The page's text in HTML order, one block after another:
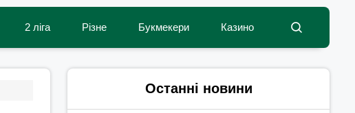
2 ліга Різне Букмекери Казино
Останні новини